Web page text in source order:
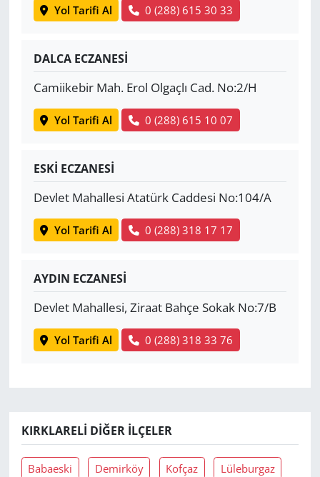
Yol Tarifi Al 0 (288) 615 30 33
DALCA ECZANESİ
Camiikebir Mah. Erol Olgaçlı Cad. No:2/H
Yol Tarifi Al 0 (288) 615 10 07
ESKİ ECZANESİ
Devlet Mahallesi Atatürk Caddesi No:104/A
Yol Tarifi Al 0 (288) 318 17 17
AYDIN ECZANESİ
Devlet Mahallesi, Ziraat Bahçe Sokak No:7/B
Yol Tarifi Al 0 (288) 318 33 76
KIRKLARELI DIĞER İLÇELER
Babaeski Demirköy Kofçaz Lüleburgaz